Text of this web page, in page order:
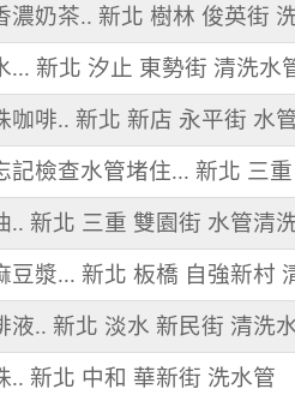
濃奶茶.. 新北 樹林 俊英街
... 新北 汐止 東勢街 清洗水
咖啡.. 新北 新店 永平街 水
記檢查水管堵住... 新北 三
.. 新北 三重 雙園街 水管清
豆漿... 新北 板橋 自強新村
液.. 新北 淡水 新民街 清洗
.. 新北 中和 華新街 洗水管